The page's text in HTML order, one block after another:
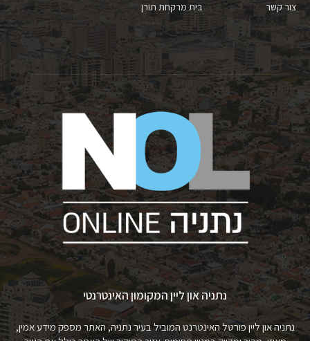
צור קשר
בית מרקחת תורן
נתניה און ליין המקומון האינטרנטי
נתניה און ליין פורטל האינטרנט המוביל בעיר נתניה, האתר מספק מידע אמין,